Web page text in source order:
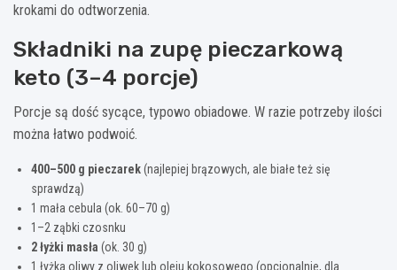
krokami do odtworzenia.
Składniki na zupę pieczarkową
keto (3–4 porcje)
Porcje są dość sycące, typowo obiadowe. W razie potrzeby ilości
można łatwo podwoić.
400–500 g pieczarek(najlepiej brązowych, ale białe też się
sprawdzą)
1 mała cebula (ok. 60–70 g)
1–2 ząbki czosnku
2 łyżki masła (ok. 30 g)
1 łyżka oliwy z oliwek lub oleju kokosowego (opcjonalnie, dla